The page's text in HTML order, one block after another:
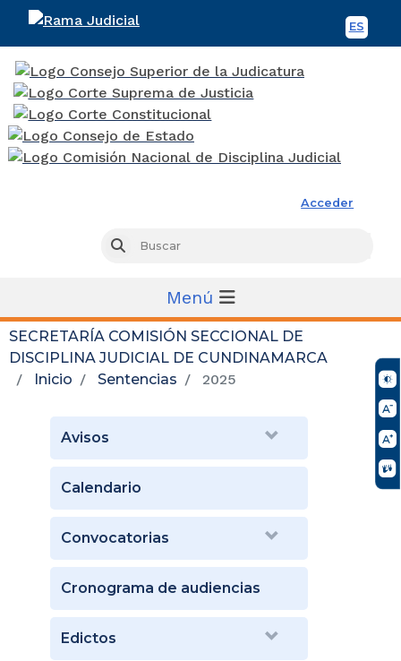
ES
Acceder
Buscar
Menú
SECRETARÍA COMISIÓN SECCIONAL DE
DISCIPLINA JUDICIAL DE CUNDINAMARCA
Inicio
Sentencias 2025
Avisos
Calendario
Convocatorias
Cronograma de audiencias
Edictos